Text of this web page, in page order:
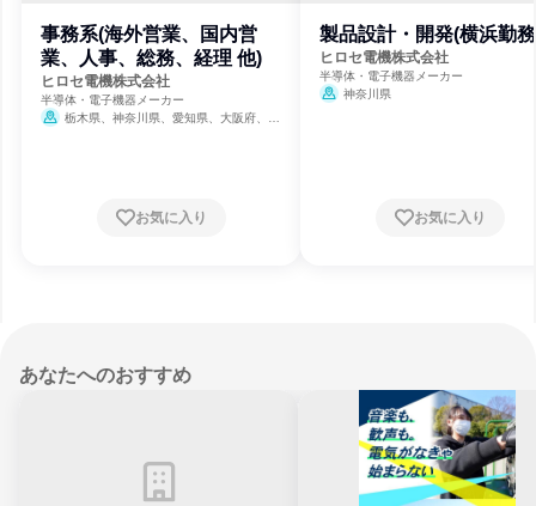
事務系(海外営業、国内営
業、人事、総務、経理 他)
ヒロセ電機株式会社
半導体・電子機器メーカー
栃木県、神奈川県、愛知県、大阪府、広
お気に入り
製品設計・開発(横浜勤
ヒロセ電機株式会社
半導体・電子機器メーカー
神奈川県
お気に入り
あなたへのおすすめ